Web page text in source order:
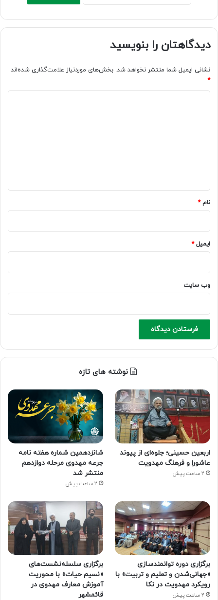
دیدگاهتان را بنویسید
نشانی ایمیل شما منتشر نخواهد شد. بخش‌های موردنیاز علامت‌گذاری شده‌اند
*
نام*
ایمیل*
وب‌ سایت
نوشته های تازه
اربعین حسینی؛ جلوه‌ای از پیوند
عاشورا و فرهنگ مهدویت
2 ساعت پیش
شانزدهمین شماره هفته‌ نامه
جرعه مهدوی مرحله دوازدهم
منتشر شد
2 ساعت پیش
برگزاری دوره توانمندسازی
«جهانی‌شدن و تعلیم و تربیت» با
رویکرد مهدویت در نکا
2 ساعت پیش
برگزاری سلسله‌نشست‌های
«نسیم حیات» با محوریت
آموزش معارف مهدوی در
قائمشهر